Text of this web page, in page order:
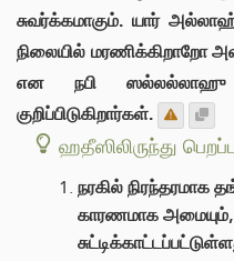
சுவர்க்கமாகும். யார்
நிலையில் மரணிக்கிறாறோ
என நபி
குறிப்பிடுகிறார்கள்.
ஹதீஸிலிருந்து
நரகில் நிரந்தரமாக
காரணமாக அமையும்,